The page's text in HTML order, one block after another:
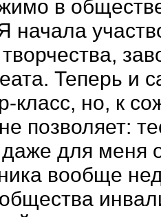
в
начала
Теперь и
класс, но, к
позволяет:
для меня
вообще